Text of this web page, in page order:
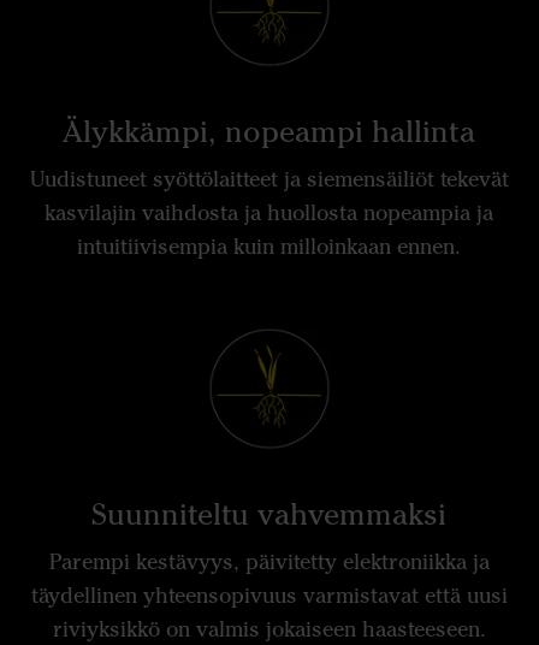
Älykkämpi, nopeampi hallinta
Uudistuneet syöttölaitteet ja siemensäiliöt tekevät
kasvilajin vaihdosta ja huollosta nopeampia ja
intuitiivisempia kuin milloinkaan ennen.
Suunniteltu vahvemmaksi
Parempi kestävyys, päivitetty elektroniikka ja
täydellinen yhteensopivuus varmistavat että uusi
riviyksikkö on valmis jokaiseen haasteeseen.